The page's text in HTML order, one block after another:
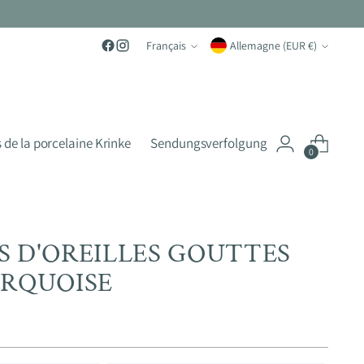
Langue
Français Monnaie Allemagne (EUR €)
de la porcelaine Krinke Sendungsverfolgung 0
D'OREILLES GOUTTES